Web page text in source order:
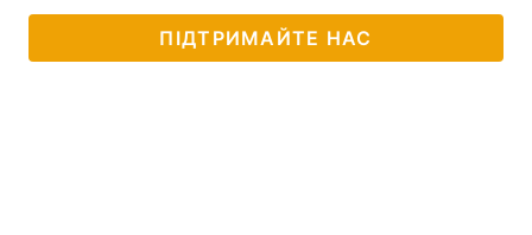
ПІДТРИМАЙТЕ НАС